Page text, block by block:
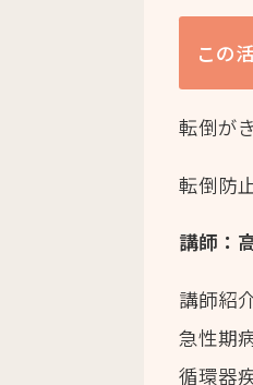
この
転倒が
転倒防
講師：
講師紹
急性期
循環器